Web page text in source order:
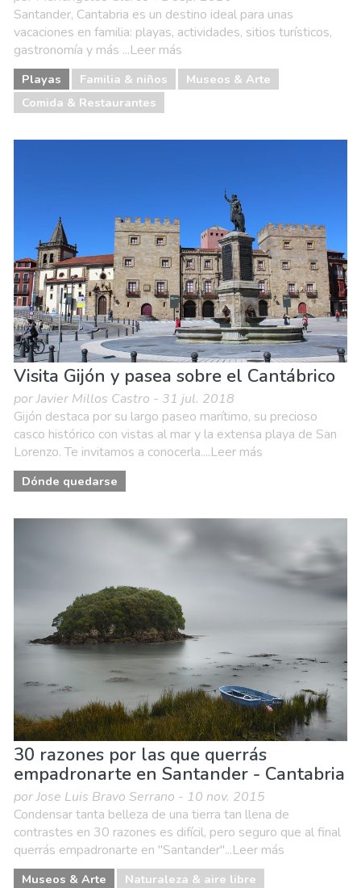
Santander, Cantabria es un destino ideal para unas
vacaciones en familia: playas, actividades, sitios turísticos,
gastronomía y más ...Leer más
Playas Familia & niños
Museos & Arte
Comida & Restaurantes
Visita Gijón y pasea sobre el Cantábrico
por Javier Millos Castro - 31 jul. 2018
Gijón destaca por su largo paseo marítimo, su precioso
casco histórico con vistas al mar y la extensa playa de San
Lorenzo. Te invitamos a conocerla....Leer más
Dónde quedarse
30 razones por las que querrás
empadronarte en Santander - Cantabria
por Jose Luis Bravo Serrano - 10 nov. 2015
Condensar tanta belleza de una tierra tan llena de
contrastes en 30 razones es difícil, pero seguro que al final
querrás empadronarte en "Santander"...Leer más
Museos & Arte Naturaleza & aire libre